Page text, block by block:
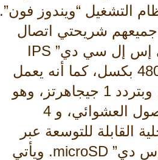
التشغيل “ويندوز فون”.
جميعهم شريحتي اتصال
“سيم” SIM، بشاشة بتقنية “آي بي إس إل سي دي” IPS
LCD قياسها 4 بوصة وبدقة 800×480 بكسل، كما أنه يعمل
بمعالج “سنابدراجون” ثنائي النوى، وبتردد 1 جيجاهرتز، وهو
يوفر 512 ميجابايت من ذاكرة الوصول العشوائي، و 4
القابلة للتوسعة عبر
بطاقات الذاكرة من نوع “مايكرو إس دي” microSD. ويأتي